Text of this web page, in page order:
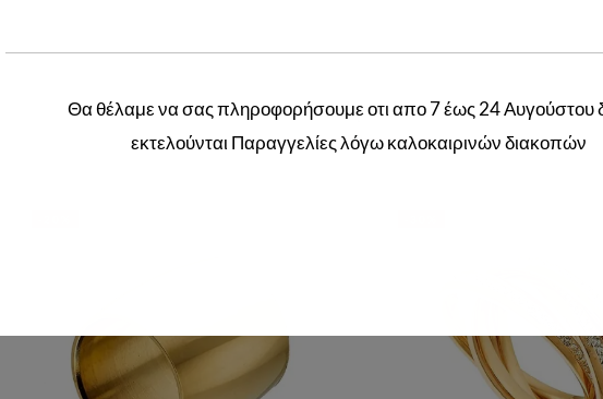
Related products
Θα θέλαμε να σας πληροφορήσουμε οτι απο 7 έως 24 Αυγούστου
εκτελούνται Παραγγελίες λόγω καλοκαιρινών διακοπών